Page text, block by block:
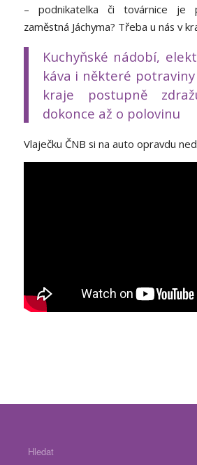
– podnikatelka či továrnice je
zaměstná Jáchyma? Třeba u nás v
Kuchyňské nádobí,
káva i některé
kraje postupně
dokonce až o polovinu
Vlaječku ČNB si na auto opravdu